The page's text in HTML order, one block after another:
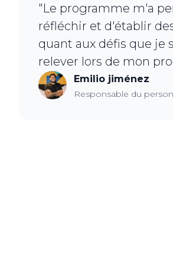
"Le programme m'a
réfléchir et d'établir
quant aux défis que je
relever lors de mon
Emilio jiménez
Responsable du